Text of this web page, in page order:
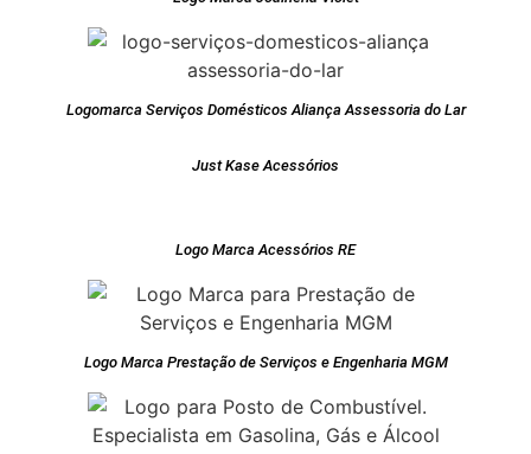
Logomarca Serviços Domésticos Aliança Assessoria do Lar
Just Kase Acessórios
Logo Marca Acessórios RE
Logo Marca Prestação de Serviços e Engenharia MGM